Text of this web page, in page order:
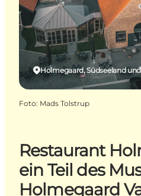
Unterkünfte
Reiseplanung
Restaurant
ein Teil des
Holmegaard
Holmegaard, Südseeland
Foto: Mads Tolstrup